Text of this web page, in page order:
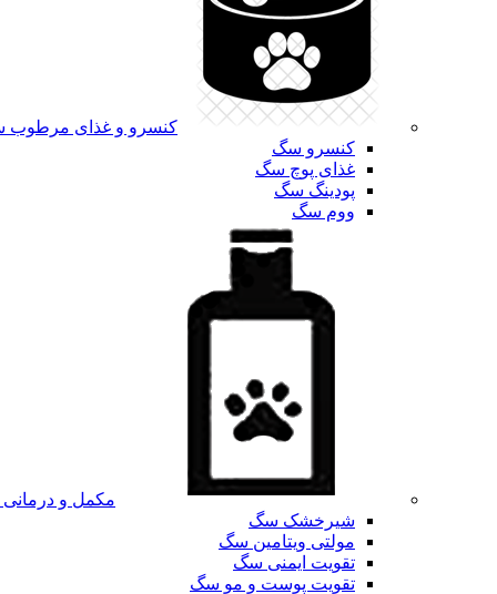
کنسرو و غذای
کنسرو سگ
غذای پوچ سگ
پودینگ سگ
ووم سگ
مکمل و
شیرخشک سگ
مولتی ویتامین سگ
تقویت ایمنی سگ
تقویت پوست و مو سگ